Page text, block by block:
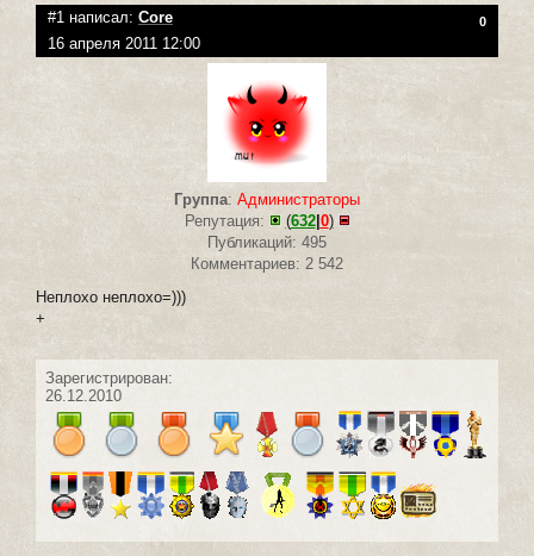
#1 написал: Core 0
16 апреля 2011 12:00
Группа: Администраторы
Репутация:
(632| 0)
Публикаций: 495
Комментариев: 2 542
Неплохо неплохо=)))
+
Зарегистрирован:
26.12.2010